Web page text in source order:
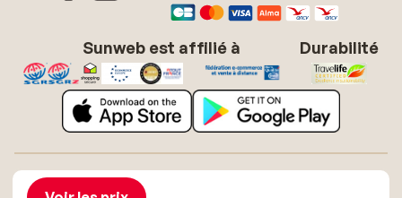
Sunweb est affilié à Durabilité
À propos de Sunweb